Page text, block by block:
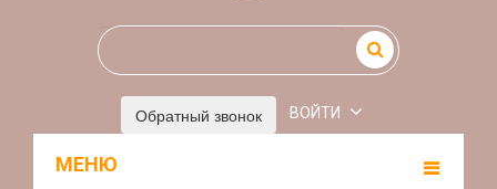
Обратный звонок ВОЙТИ
МЕНЮ